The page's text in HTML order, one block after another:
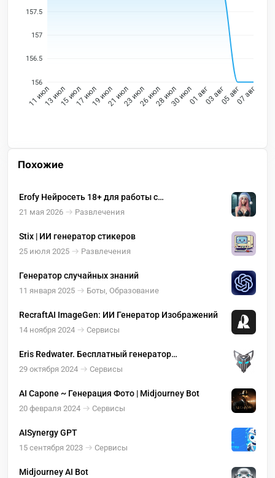
157.5
157
156.5
156
11 июл13 июл15 июл17 июл19 июл21 июл23 июл26 июл28 июл30 июл01 авг03 авг05 авг07 авг
Похожие
Erofy Нейросеть 18+ для работы с
изображениями ( оживление, раздевание )
21 мая 2026 Развлечения
Stix | ИИ генератор стикеров
25 июля 2025 Развлечения
Генератор случайных знаний
11 января 2025 Боты, Образование
RecraftAI ImageGen: ИИ Генератор Изображений
14 ноября 2024 Сервисы
Eris Redwater. Бесплатный генератор
изображений из текста
29 октября 2024 Сервисы
AI Capone ~ Генерация Фото | Midjourney Bot
20 февраля 2024 Сервисы
AISynergy GPT
15 сентября 2023 Сервисы
Midjourney AI Bot